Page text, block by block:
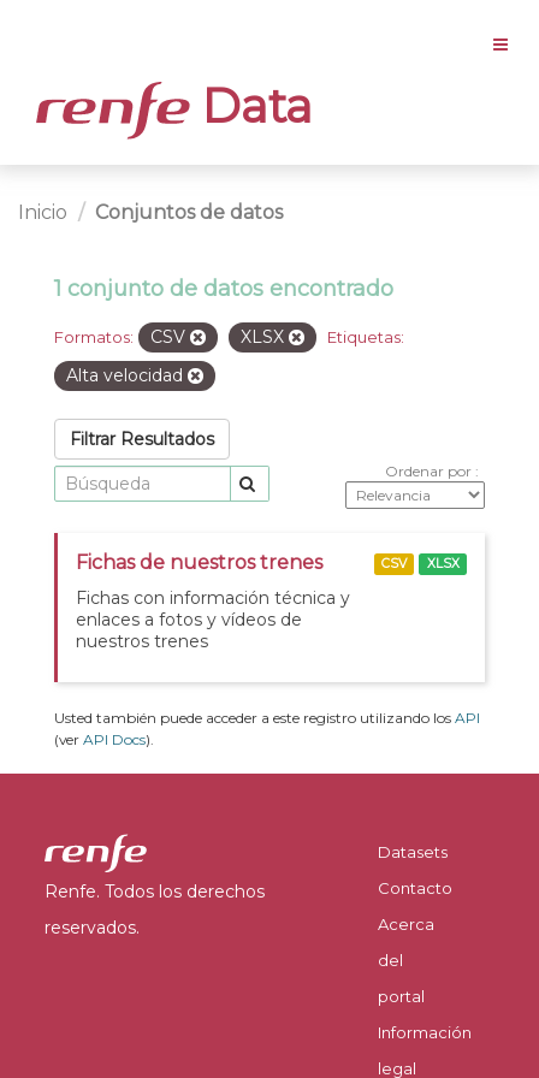
Data
Inicio Conjuntos de datos
1 conjunto de datos encontrado
Formatos: CSV XLSX Etiquetas:
Alta velocidad
Filtrar Resultados
Ordenar por
Fichas de nuestros trenes
Fichas con información técnica y
enlaces a fotos y vídeos de
nuestros trenes
CSV XLSX
Usted también puede acceder a este registro utilizando los API
(ver API Docs).
Renfe. Todos los derechos
reservados.
Datasets
Contacto
Acerca
del
portal
Información
legal